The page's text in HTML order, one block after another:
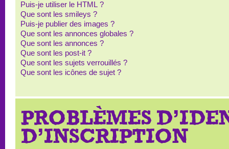
Puis-je utiliser le HTML ?
Que sont les smileys ?
Puis-je publier des images ?
Que sont les annonces globales ?
Que sont les annonces ?
Que sont les post-it ?
Que sont les sujets verrouillés ?
Que sont les icônes de sujet ?
PROBLÈMES
D’INSCRIPTION